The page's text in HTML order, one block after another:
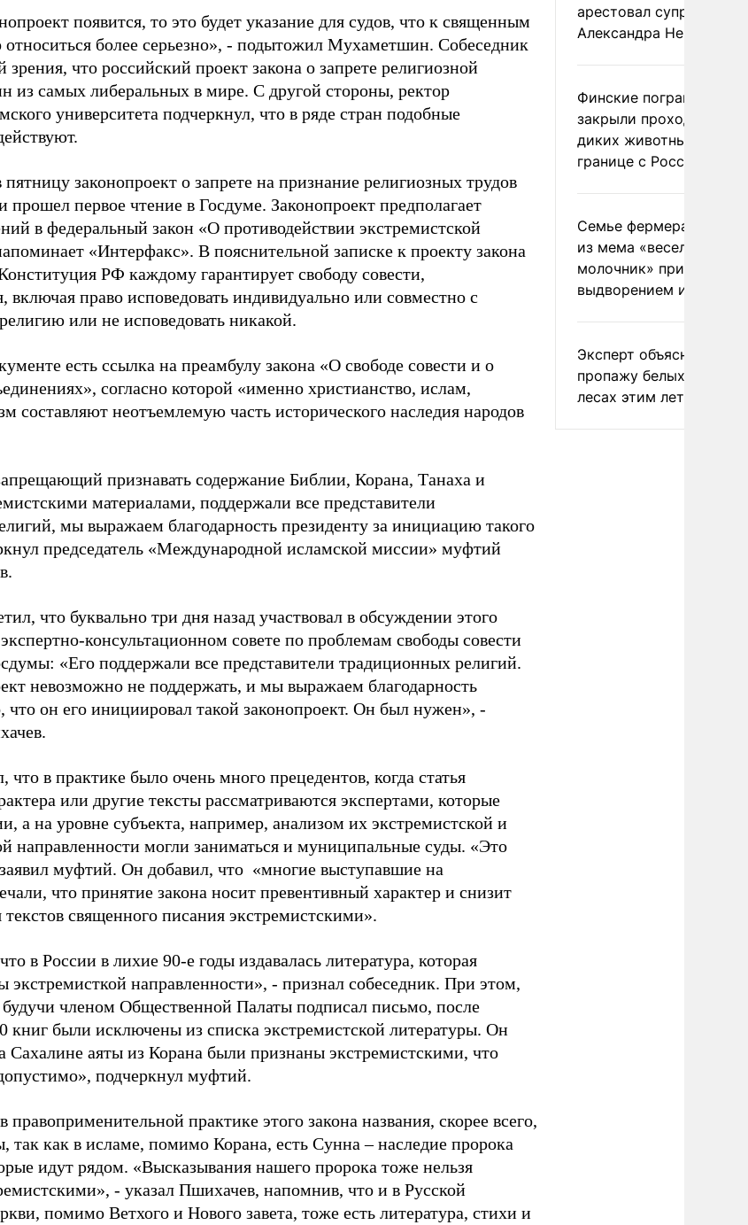
появится, то это будет указание для судов, что к священным
более серьезно», - подытожил Мухаметшин. Собеседник
зрения, что российский проект закона о запрете религиозной
из самых либеральных в мире. С другой стороны, ректор
университета подчеркнул, что в ряде стран подобные
законопроект о запрете на признание религиозных трудов
прошел первое чтение в Госдуме. Законопроект предполагает
в федеральный закон «О противодействии экстремистской
«Интерфакс». В пояснительной записке к проекту закона
РФ каждому гарантирует свободу совести,
включая право исповедовать индивидуально или совместно с
или не исповедовать никакой.
есть ссылка на преамбулу закона «О свободе совести и о
согласно которой «именно христианство, ислам,
составляют неотъемлемую часть исторического наследия народов
признавать содержание Библии, Корана, Танаха и
материалами, поддержали все представители
мы выражаем благодарность президенту за инициацию такого
председатель «Международной исламской миссии» муфтий
что буквально три дня назад участвовал в обсуждении этого
консультационном совете по проблемам свободы совести
«Его поддержали все представители традиционных религий.
невозможно не поддержать, и мы выражаем благодарность
что он его инициировал такой законопроект. Он был нужен», -
в практике было очень много прецедентов, когда статья
или другие тексты рассматриваются экспертами, которые
а на уровне субъекта, например, анализом их экстремистской и
направленности могли заниматься и муниципальные суды. «Это
муфтий. Он добавил, что «многие выступавшие на
что принятие закона носит превентивный характер и снизит
священного писания экстремистскими».
в России в лихие 90-е годы издавалась литература, которая
экстремисткой направленности», - признал собеседник. При этом,
членом Общественной Палаты подписал письмо, после
книг были исключены из списка экстремистской литературы. Он
Сахалине аяты из Корана были признаны экстремистскими, что
подчеркнул муфтий.
правоприменительной практике этого закона названия, скорее всего,
так как в исламе, помимо Корана, есть Сунна – наследие пророка
идут рядом. «Высказывания нашего пророка тоже нельзя
- указал Пшихачев, напомнив, что и в Русской
помимо Ветхого и Нового завета, тоже есть литература, стихи и
арестовал супругу
Александра Невзорова
Финские пограничники
закрыли проходы для
диких животных на
границе с Россией
Семье фермера
из мема «веселый
молочник» пригрозили
выдворением из
Эксперт объяснил
пропажу белых грибов
лесах этим летом